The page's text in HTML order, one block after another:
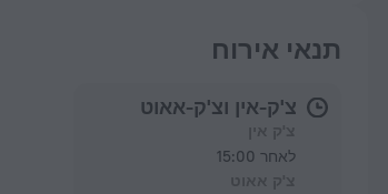
תנאי אירוח
צ'ק-אין וצ'ק-אאוט
לאחר 15:00